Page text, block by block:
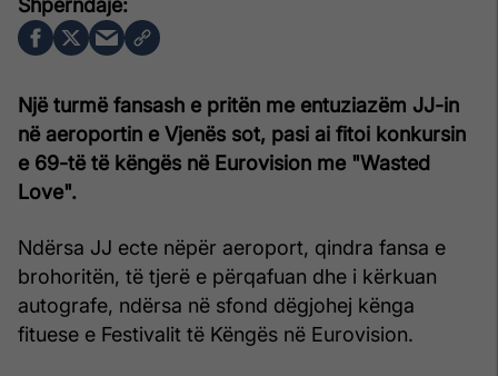
Një turmë fansash e pritën me entuziazëm JJ-in
në aeroportin e Vjenës sot, pasi ai fitoi konkursin
e 69-të të këngës në Eurovision me "Wasted
Love".
Ndërsa JJ ecte nëpër aeroport, qindra fansa e
brohoritën, të tjerë e përqafuan dhe i kërkuan
autografe, ndërsa në sfond dëgjohej kënga
fituese e Festivalit të Këngës në Eurovision.